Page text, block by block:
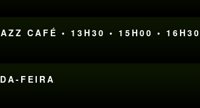
CAFÉ • 13H30 • 15H00 • 16H30
FEIRA